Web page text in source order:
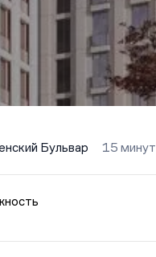
Бульвар 15 минут